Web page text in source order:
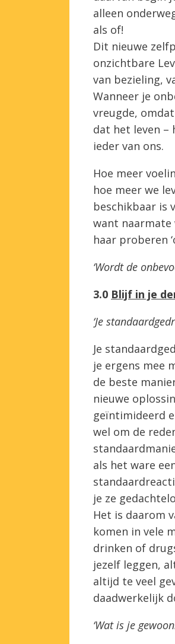
alleen
als of!
Dit nieuwe
onzichtbare
van bezieling,
Wanneer je
vreugde,
dat het leven –
ieder van ons.
Hoe meer
hoe meer we
beschikbaar is
want naarmate
haar proberen
‘Wordt de
3.0 Blijf in je
‘Je
Je
je ergens mee
de beste
nieuwe
geïntimideerd
wel om de
als het ware
je ze
Het is daarom
komen in vele
drinken of
jezelf leggen,
altijd te veel
daadwerkelijk
‘Wat is je